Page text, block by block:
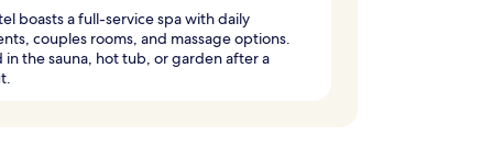
boasts a full-service spa with daily
couples rooms, and massage options.
in the sauna, hot tub, or garden after a